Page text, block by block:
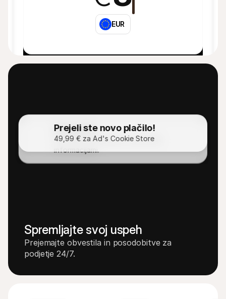
EUR
Obvestilo
Ostanite na tekočem s sprotnimi
informacijami.
Obvestilo
Ostanite na tekočem s sprotnimi
informacijami.
Prejeli ste novo plačilo!
49,99 € za Ad's Cookie Store
Spremljajte svoj uspeh
Prejemajte obvestila in posodobitve za
podjetje 24/7.